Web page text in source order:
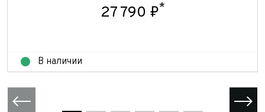
27 790 ₽*
В наличии